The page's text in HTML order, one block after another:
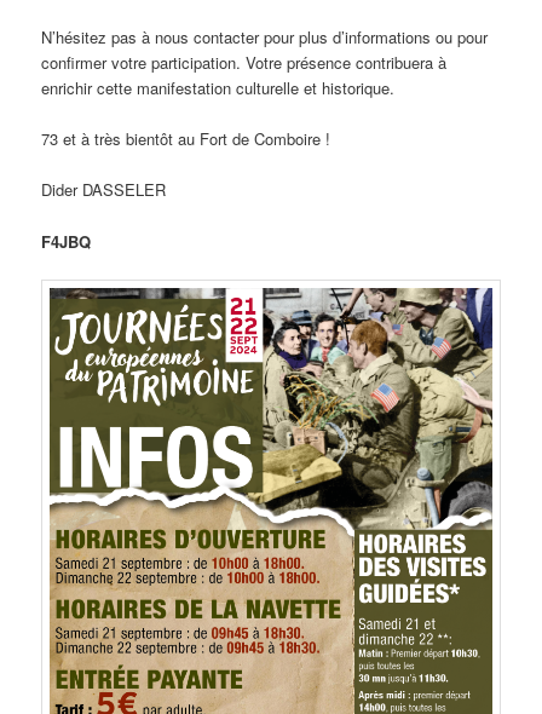
N’hésitez pas à nous contacter pour plus d’informations ou pour
confirmer votre participation. Votre présence contribuera à
enrichir cette manifestation culturelle et historique.
73 et à très bientôt au Fort de Comboire !
Dider DASSELER
F4JBQ